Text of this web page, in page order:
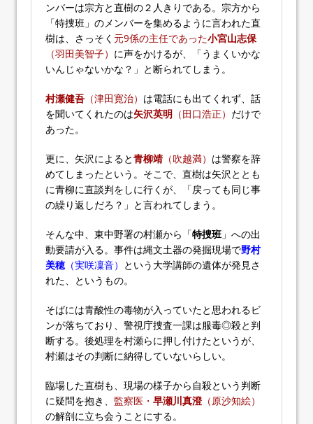
ンバーは宗方と直樹の２人きりである。宗方から
「特捜班」のメンバーを集めるように言われた直
樹は、さっそく 元9係の主任であった小宮山志保
（羽田美智子） に声をかけるが、「うまくいかな
いんじゃないかな？」と断られてしまう。
村瀬健吾 （津田寛治） は電話にも出てくれず、話
を聞いてくれたのは矢沢英明 （田口浩正） だけで
あった。
更に、矢沢によると青柳靖 （吹越満） は警察を辞
めてしまったという。そこで、直樹は矢沢ととも
に青柳に直談判をしに行くが、「戻っても同じ事
の繰り返しだろ？」と言われてしまう。
そんな中、東中野署の村瀬から「特捜班」への出
動要請が入る。事件は縄文土器の発掘現場で野村
美穂（実咲凜音） という大学講師の遺体が発見さ
れた、というもの。
そばには青酸性の毒物が入っていたと思われるビ
ンが落ちており、警視庁捜査一課は服毒◎殺と判
断する。後処理を村瀬らに押し付けたというが、
村瀬はその判断に納得していないらしい。
臨場した直樹も、現場の様子から自殺という判断
に疑問を抱き、 監察医・ 早瀬川真澄 （原沙知絵）
の解剖に立ち会うことにする。